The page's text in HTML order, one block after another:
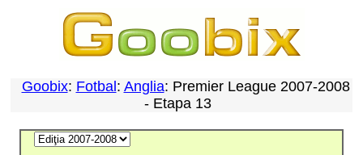
Goobix: Fotbal : Anglia: Premier League 2007-2008
- Etapa 13